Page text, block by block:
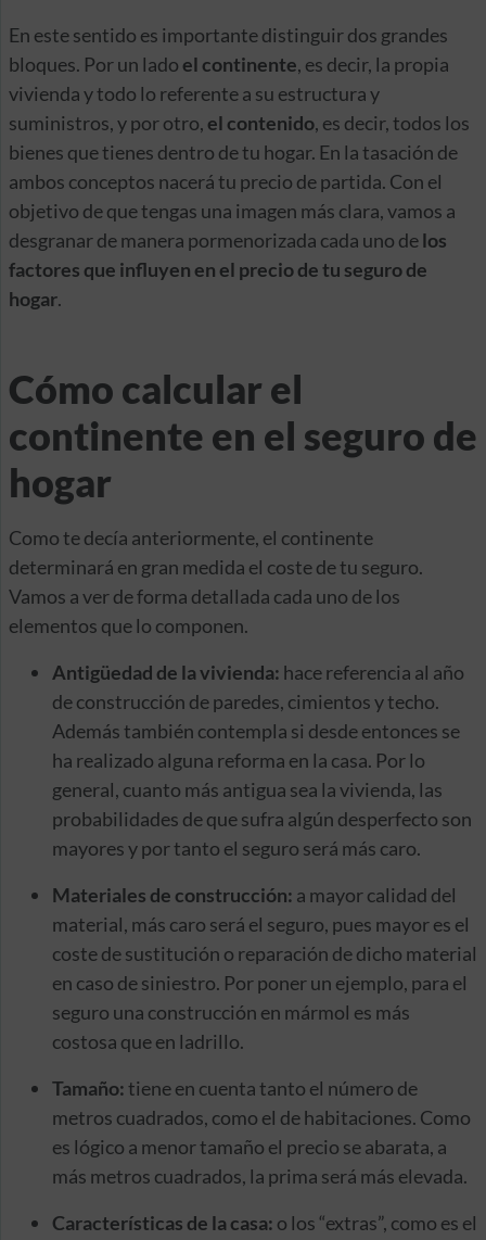
En este sentido es importante distinguir dos grandes
bloques. Por un lado el continente, es decir, la propia
vivienda y todo lo referente a su estructura y
suministros, y por otro, el contenido, es decir, todos los
bienes que tienes dentro de tu hogar. En la tasación de
ambos conceptos nacerá tu precio de partida. Con el
objetivo de que tengas una imagen más clara, vamos a
desgranar de manera pormenorizada cada uno delos
factores que influyen en el precio de tu seguro de
hogar.
Cómo calcular el
continente en el seguro de
hogar
Como te decía anteriormente, el continente
determinará en gran medida el coste de tu seguro.
Vamos a ver de forma detallada cada uno de los
elementos que lo componen.
Antigüedad de la vivienda: hace referencia al año
de construcción de paredes, cimientos y techo.
Además también contempla si desde entonces se
ha realizado alguna reforma en la casa. Por lo
general, cuanto más antigua sea la vivienda, las
probabilidades de que sufra algún desperfecto son
mayores y por tanto el seguro será más caro.
Materiales de construcción: a mayor calidad del
material, más caro será el seguro, pues mayor es el
coste de sustitución o reparación de dicho material
en caso de siniestro. Por poner un ejemplo, para el
seguro una construcción en mármol es más
costosa que en ladrillo.
Tamaño:tiene en cuenta tanto el número de
metros cuadrados, como el de habitaciones. Como
es lógico a menor tamaño el precio se abarata, a
más metros cuadrados, la prima será más elevada.
Características de la casa: o los “extras”, como es el